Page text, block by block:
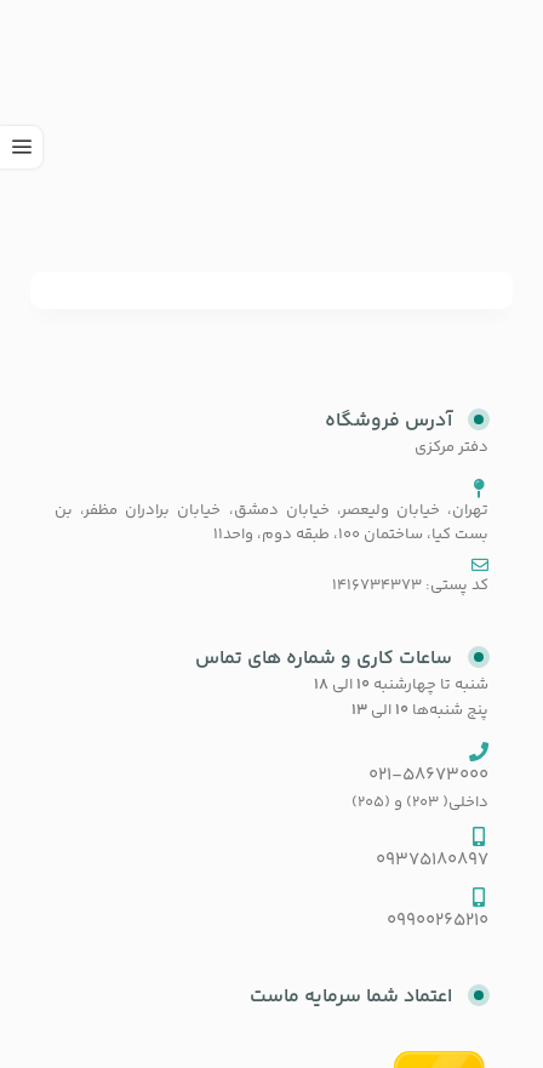
آدرس فروشگاه
دفتر مرکزی
تهران، خیابان ولیعصر، خیابان دمشق، خیابان برادران مظفر، بن
بست کیا، ساختمان 100، طبقه دوم، واحد11
کد پستی: 1416734373
ساعات کاری و شماره های تماس
شنبه تا چهارشنبه ۱۰ الی ۱۸
پنج شنبه‌ها ۱۰ الی ۱۳
021-58673000
داخلی( 203) و (205)
09375180897
09900265210
اعتماد شما سرمایه ماست